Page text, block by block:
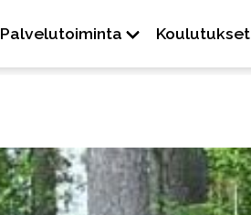
-
Palvelutoiminta Koulutukset